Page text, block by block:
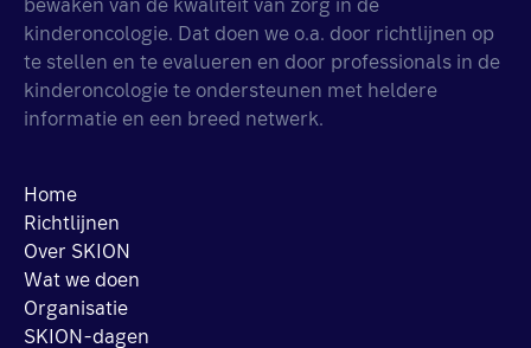
bewaken van de kwaliteit van zorg in de
kinderoncologie. Dat doen we o.a. door richtlijnen op
te stellen en te evalueren en door professionals in de
kinderoncologie te ondersteunen met heldere
informatie en een breed netwerk.
Home
Richtlijnen
Over SKION
Wat we doen
Organisatie
SKION-dagen